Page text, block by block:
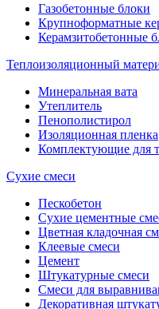
Газобетонные блоки
Крупноформатные
Керамзитобетонные
Теплоизоляционный
Минеральная вата
Утеплитель
Пенополистирол
Изоляционная пленка
Комплектующие для
Сухие смеси
Пескобетон
Сухие цементные
Цветная кладочная
Клеевые смеси
Цемент
Штукатурные смеси
Смеси для
Декоративная